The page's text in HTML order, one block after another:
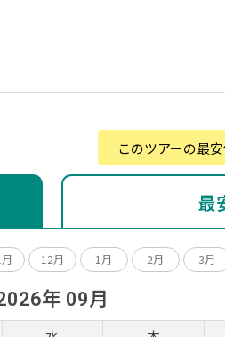
このツアーの最
最
12月 1月 2月 3月
年 09月